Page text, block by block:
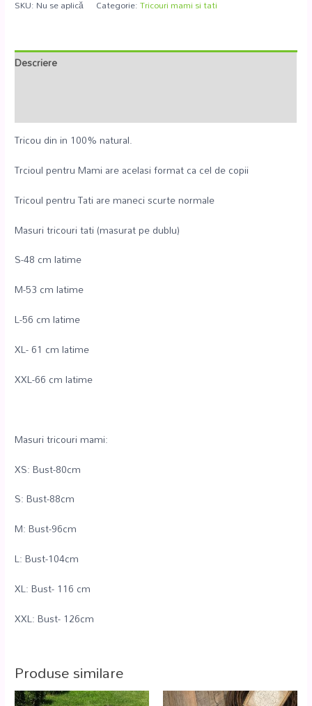
SKU: Nu se aplică Categorie:Tricouri mami si tati
Descriere
Tricou din in 100% natural.
Trcioul pentru Mami are acelasi format ca cel de copii
Tricoul pentru Tati are maneci scurte normale
Masuri tricouri tati (masurat pe dublu)
S-48 cm latime
M-53 cm latime
L-56 cm latime
XL- 61 cm latime
XXL-66 cm latime
Masuri tricouri mami:
XS: Bust-80cm
S: Bust-88cm
M: Bust-96cm
L: Bust-104cm
XL: Bust- 116 cm
XXL: Bust- 126cm
Produse similare